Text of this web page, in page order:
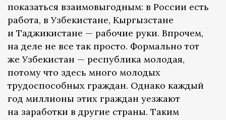
показаться взаимовыгодным: в России есть
работа, в Узбекистане, Кыргызстане
и Таджикистане — рабочие руки. Впрочем,
на деле не все так просто. Формально тот
же Узбекистан — республика молодая,
потому что здесь много молодых
трудоспособных граждан. Однако каждый
год миллионы этих граждан уезжают
на заработки в другие страны. Таким